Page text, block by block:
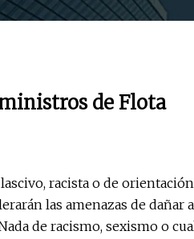
de Flota
racista o de
las amenazas de dañar
de racismo, sexismo o